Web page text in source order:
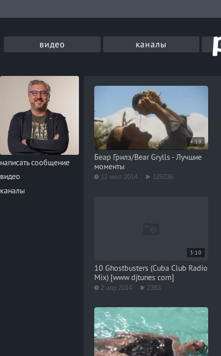
видео каналы
написать сообщение
видео
каналы
4:19
Беар Грилз/Bear Grylls - Лучшие
моменты
12 июл 2014 125036
3:10
10 Ghostbusters (Cuba Club Radio
Mix) [www djtunes com]
2 апр 2014 2383